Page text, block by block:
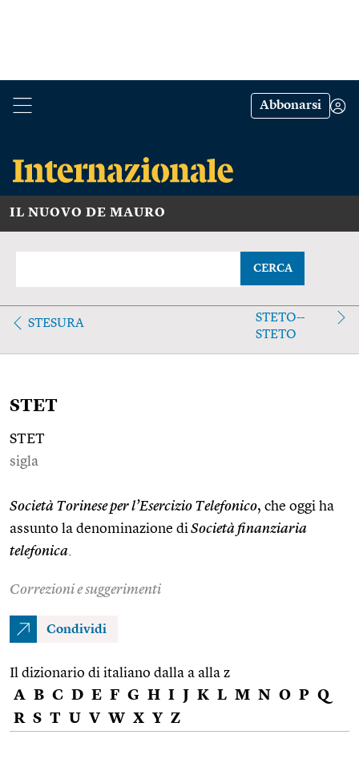
Abbonarsi
IL NUOVO DE MAURO
CERCA
STESURA
STETO--
STETO
STET
STET
sigla
Società Torinese per l’Esercizio Telefonico, che oggi ha
assunto la denominazione di Società finanziaria
telefonica
Correzioni e suggerimenti
Condividi
Il dizionario di italiano dalla a alla z
A B C D E F G H I J K L M N O P Q
R S T U V W X Y Z